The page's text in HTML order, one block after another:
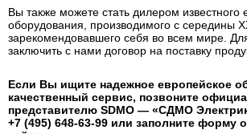
Вы также можете стать дилером известного
оборудования, производимого с середины
зарекомендовавшего себя во всем мире.
заключить с нами договор на поставку
Если Вы ищите надежное европейское
качественный сервис, позвоните
представителю SDMO — «СДМО
+7 (495) 648-63-99 или заполните форму